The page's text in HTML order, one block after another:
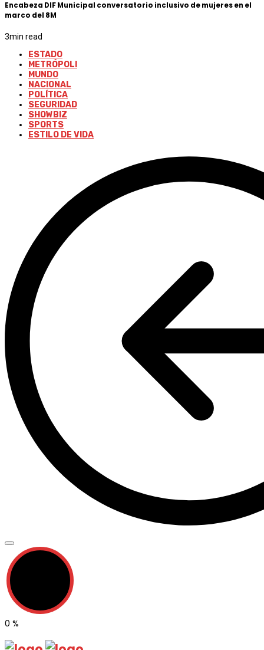
Encabeza DIF Municipal conversatorio inclusivo de mujeres en el
marco del 8M
3min read
ESTADO
METRÓPOLI
MUNDO
NACIONAL
POLÍTICA
SEGURIDAD
SHOWBIZ
SPORTS
ESTILO DE VIDA
0 %